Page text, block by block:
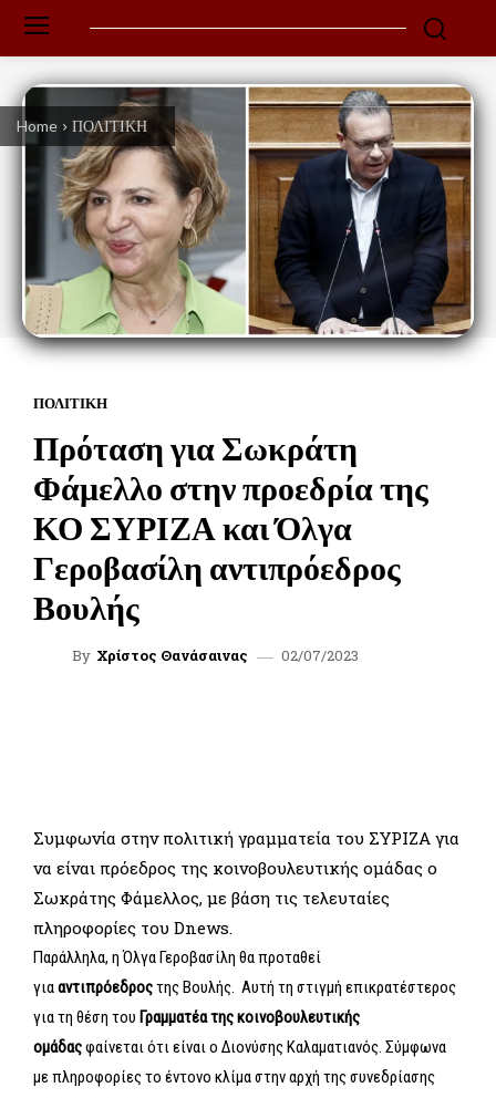
Home ΠΟΛΙΤΙΚΗ
ΠΟΛΙΤΙΚΗ
Πρόταση για Σωκράτη
Φάμελλο στην προεδρία της
ΚΟ ΣΥΡΙΖΑ και Όλγα
Γεροβασίλη αντιπρόεδρος
Βουλής
By Χρίστος Θανάσαινας 02/07/2023
Συμφωνία στην πολιτική γραμματεία του ΣΥΡΙΖΑ για
να είναι πρόεδρος της κοινοβουλευτικής ομάδας ο
Σωκράτης Φάμελλος, με βάση τις τελευταίες
πληροφορίες του Dnews.
Παράλληλα, η Όλγα Γεροβασίλη θα προταθεί
γιααντιπρόεδροςτης Βουλής. Αυτή τη στιγμή επικρατέστερος
για τη θέση του Γραμματέα της κοινοβουλευτικής
ομάδαςφαίνεται ότι είναι ο Διονύσης Καλαματιανός. Σύμφωνα
με πληροφορίες το έντονο κλίμα στην αρχή της συνεδρίασης